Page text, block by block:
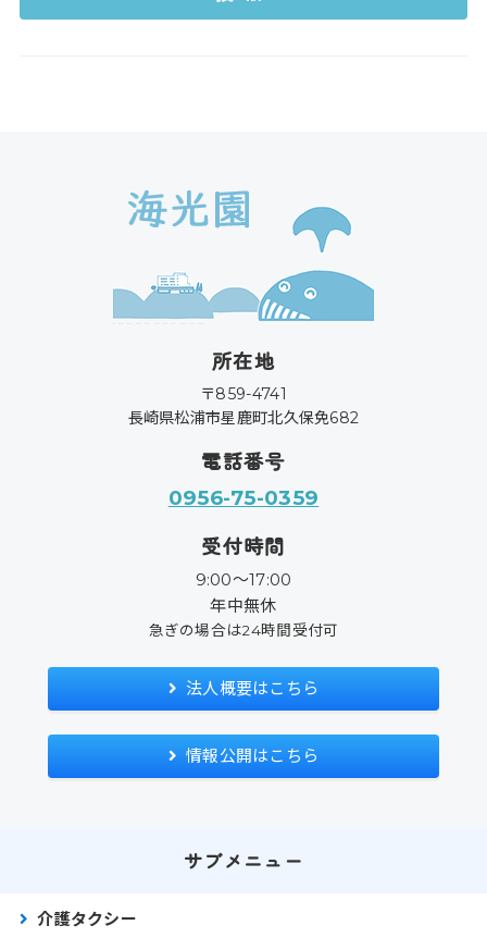
所在地
〒859-4741
長崎県松浦市星鹿町北久保免682
電話番号
0956-75-0359
受付時間
9:00〜17:00
年中無休
急ぎの場合は24時間受付可
法人概要はこちら
情報公開はこちら
サブメニュー
介護タクシー